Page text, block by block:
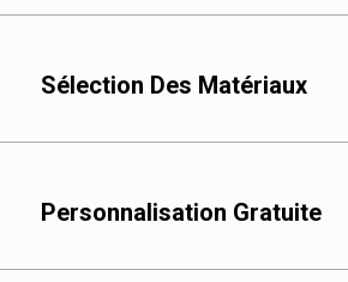
Sélection Des Matériaux
Personnalisation Gratuite